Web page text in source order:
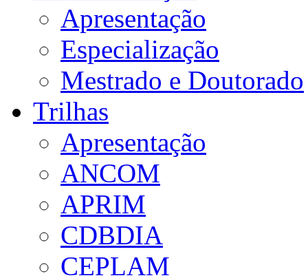
Apresentação
Especialização
Mestrado e Doutorado
Trilhas
Apresentação
ANCOM
APRIM
CDBDIA
CEPLAM